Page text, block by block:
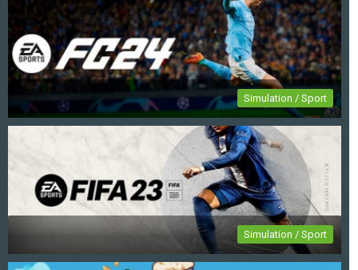
Simulation / Sport
EA Sports FC 24
Simulation / Sport